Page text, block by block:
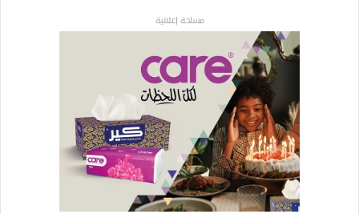
مساحة إعلانية